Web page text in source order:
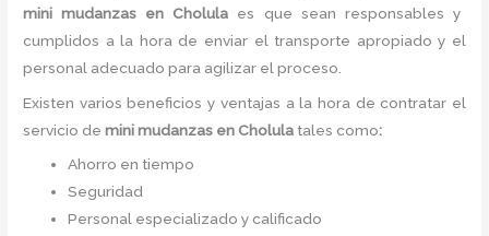
mini mudanzas en Cholula es
que sean responsables y
cumplidos a la hora de enviar el transporte apropiado y el
personal adecuado para agilizar el proceso.
Existen varios beneficios y ventajas a la hora de contratar el
servicio de mini mudanzas en Cholula tales como:
Ahorro en tiempo
Seguridad
Personal especializado y calificado